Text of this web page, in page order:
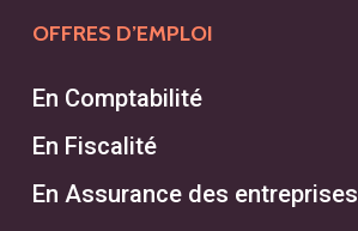
OFFRES D’EMPLOI
En Comptabilité
En Fiscalité
En Assurance des entreprises